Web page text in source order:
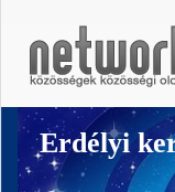
Erdélyi